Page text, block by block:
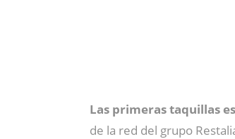
Las primeras taquillas
de la red del grupo